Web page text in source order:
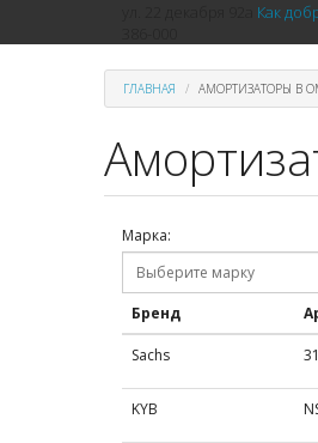
Как
ГЛАВНАЯ АМОРТИЗАТОРЫ В
Марка:
Бренд
Sachs
KYB